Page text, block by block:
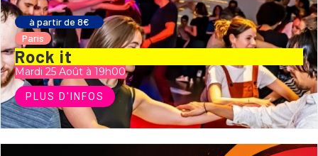
à partir de 8€
Paris
Rock it
Mardi 25 Août à 19h00
PLUS D'INFOS